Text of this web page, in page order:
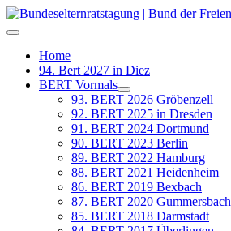
Home
94. Bert 2027 in Diez
BERT Vormals
93. BERT 2026 Gröbenzell
92. BERT 2025 in Dresden
91. BERT 2024 Dortmund
90. BERT 2023 Berlin
89. BERT 2022 Hamburg
88. BERT 2021 Heidenheim
86. BERT 2019 Bexbach
87. BERT 2020 Gummersbach
85. BERT 2018 Darmstadt